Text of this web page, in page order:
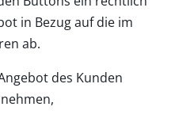
in Bezug auf die im
ab.
des Kunden